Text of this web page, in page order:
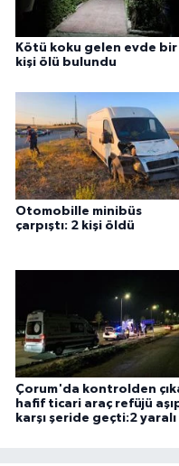
Kötü koku gelen evde bir
kişi ölü bulundu
Otomobille minibüs
çarpıştı: 2 kişi öldü
Çorum'da kontrolden
hafif ticari araç refüjü
karşı şeride geçti:2 yaralı